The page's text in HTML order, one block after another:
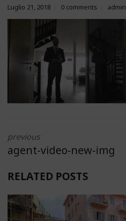
Luglio 21, 2018 0 comments admin
previous
agent-video-new-img
RELATED POSTS